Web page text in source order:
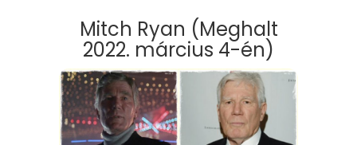
Mitch Ryan (Meghalt
2022. március 4-én)